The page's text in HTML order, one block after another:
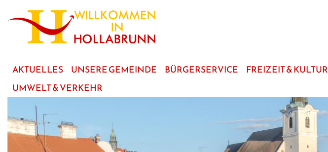
Hauptinhalt
AKTUELLES UNSERE GEMEINDE BÜRGERSERVICE FREIZEIT & KULTUR
UMWELT & VERKEHR